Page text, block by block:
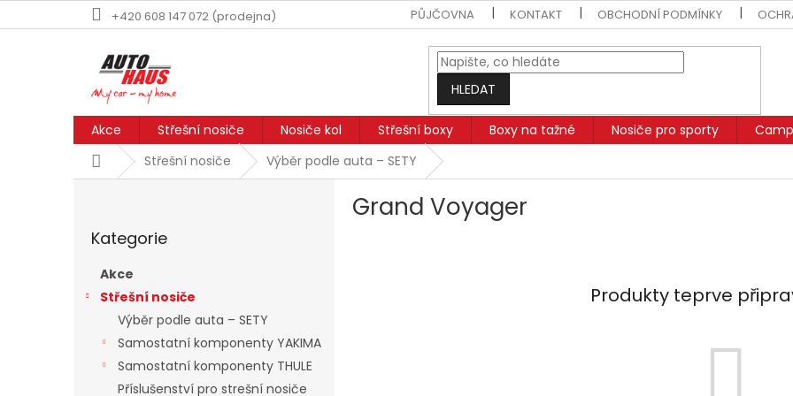
na
+420 608 147 072 (prodejna) PŮJČOVNA KONTAKT OBCHODNÍ PODMÍNKY
HLEDAT
Akce Střešní nosiče Nosiče kol Střešní boxy Boxy na tažné Nosiče pro sporty
DomůStřešní nosiče Výběr podle auta – SETY
kategorie
Kategorie
Akce
Střešní nosiče
Výběr podle auta – SETY
Samostatní komponenty YAKIMA
Samostatní komponenty THULE
Příslušenství pro strešní nosiče
Grand Voyager
Produkty teprve